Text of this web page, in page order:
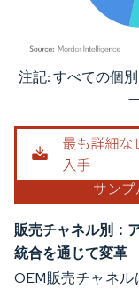
画像 © Mordor
注記: すべての個
販売チャネル別：
統合を通じて変革
OEM販売チャネ